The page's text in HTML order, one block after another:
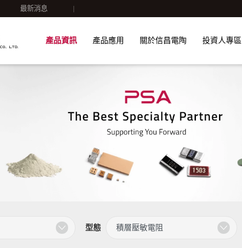
最新消息
產品資訊 產品應用 關於信昌電陶 投資人專區
型態